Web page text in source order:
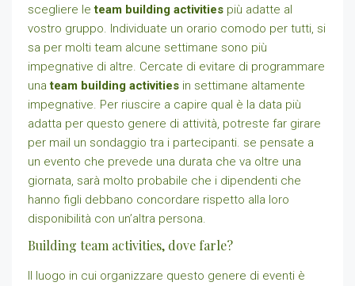
scegliere leteam building activities più adatte al
vostro gruppo. Individuate un orario comodo per tutti, si
sa per molti team alcune settimane sono più
impegnative di altre. Cercate di evitare di programmare
unateam building activities in settimane altamente
impegnative. Per riuscire a capire qual è la data più
adatta per questo genere di attività, potreste far girare
per mail un sondaggio tra i partecipanti. se pensate a
un evento che prevede una durata che va oltre una
giornata, sarà molto probabile che i dipendenti che
hanno figli debbano concordare rispetto alla loro
disponibilità con un’altra persona.
Building team activities, dove farle?
Il luogo in cui organizzare questo genere di eventi è